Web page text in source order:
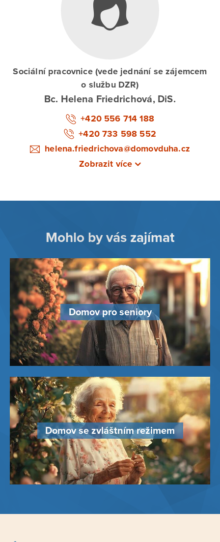
Sociální pracovnice (vede jednání se zájemcem
o službu DZR)
Bc. Helena Friedrichová, DiS.
+420 556 714 188
+420 733 598 552
helena.friedrichova@domovduha.cz
Zobrazit více
Mohlo by vás zajímat
Domov pro seniory
Domov se zvláštním režimem